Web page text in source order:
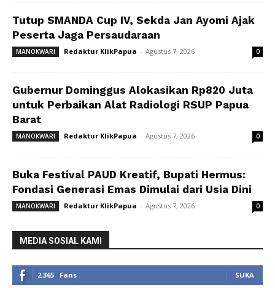
Tutup SMANDA Cup IV, Sekda Jan Ayomi Ajak
Peserta Jaga Persaudaraan
MANOKWARI Redaktur KlikPapua - Agustus 7, 2026 0
Gubernur Dominggus Alokasikan Rp820 Juta
untuk Perbaikan Alat Radiologi RSUP Papua
Barat
MANOKWARI Redaktur KlikPapua - Agustus 7, 2026 0
Buka Festival PAUD Kreatif, Bupati Hermus:
Fondasi Generasi Emas Dimulai dari Usia Dini
MANOKWARI Redaktur KlikPapua - Agustus 7, 2026 0
MEDIA SOSIAL KAMI
2,365 Fans SUKA